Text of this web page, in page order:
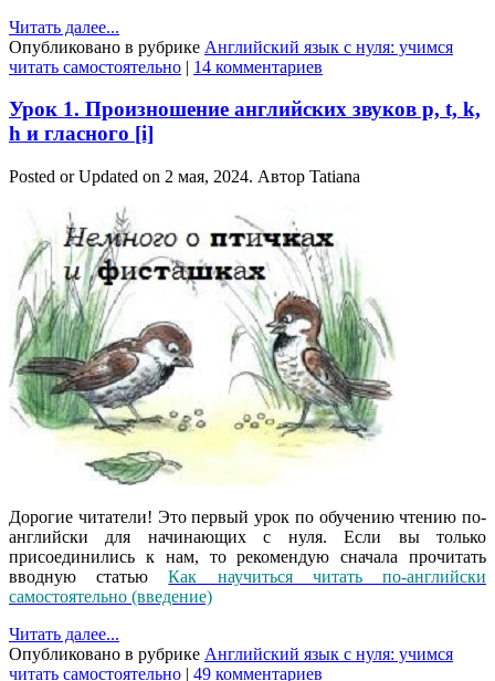
Читать далее...
Опубликовано в рубрике Английский язык с нуля: учимся
читать самостоятельно | 14 комментариев
Урок 1. Произношение английских звуков p, t, k,
h и гласного [i]
Posted or Updated on 2 мая, 2024. Автор Tatiana
Дорогие читатели! Это первый урок по обучению чтению по-
английски для начинающих с нуля. Если вы только
присоединились к нам, то рекомендую сначала прочитать
вводную статьюКак научиться читать по-английски
самостоятельно (введение)
Читать далее...
Опубликовано в рубрике Английский язык с нуля: учимся
читать самостоятельно | 49 комментариев